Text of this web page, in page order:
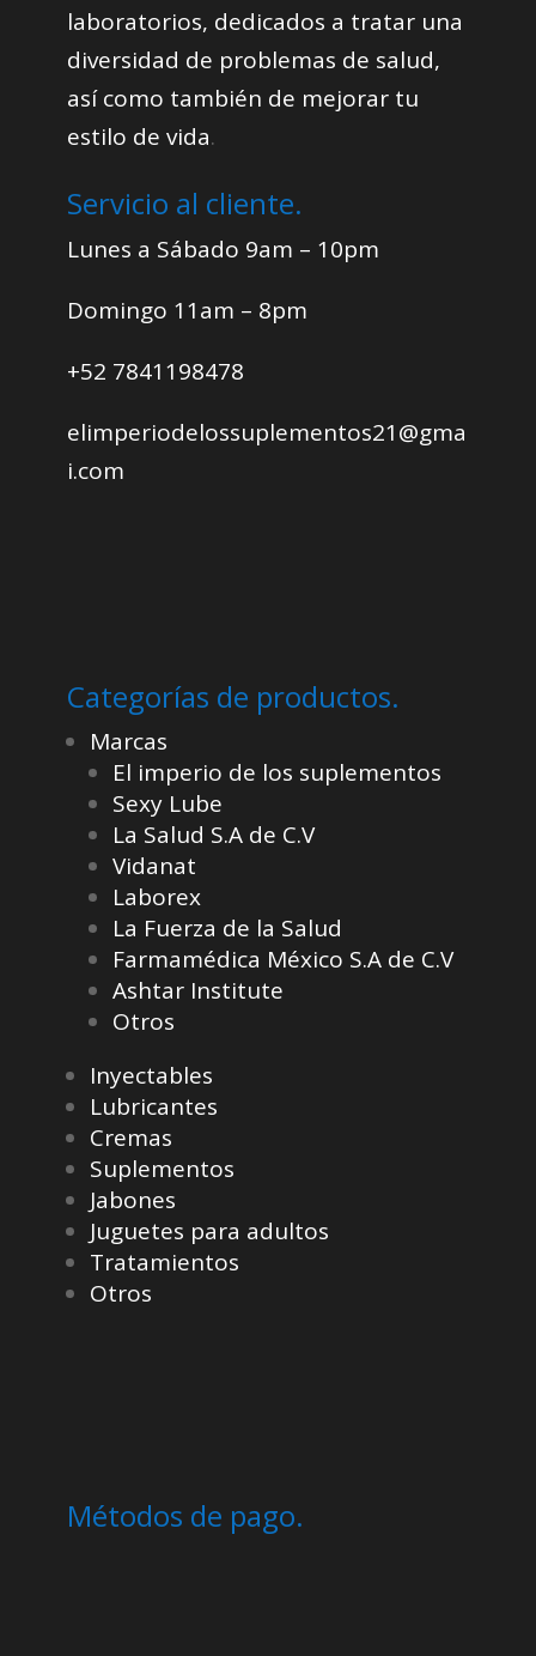
laboratorios, dedicados a tratar una
diversidad de problemas de salud,
así como también de mejorar tu
estilo de vida.
Servicio al cliente.
Lunes a Sábado 9am – 10pm
Domingo 11am – 8pm
+52 7841198478
elimperiodelossuplementos21@gma
i.com
Categorías de productos.
Marcas
El imperio de los suplementos
Sexy Lube
La Salud S.A de C.V
Vidanat
Laborex
La Fuerza de la Salud
Farmamédica México S.A de C.V
Ashtar Institute
Otros
Inyectables
Lubricantes
Cremas
Suplementos
Jabones
Juguetes para adultos
Tratamientos
Otros
Métodos de pago.